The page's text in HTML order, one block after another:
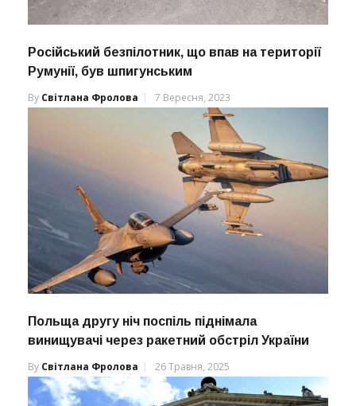
Російський безпілотник, що впав на території
Румунії, був шпигунським
By Світлана Фролова 7 Вересня, 2023
Польща другу ніч поспіль піднімала
винищувачі через ракетний обстріл України
By Світлана Фролова 26 Травня, 2025